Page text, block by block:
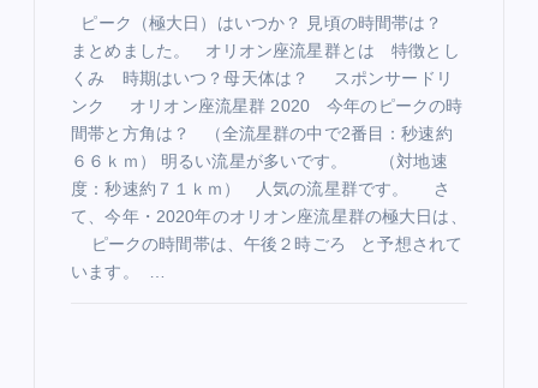
ピーク（極大日）はいつか？ 見頃の時間帯は？
まとめました。 オリオン座流星群とは 特徴とし
くみ 時期はいつ？母天体は？ スポンサードリ
ンク オリオン座流星群 2020 今年のピークの時
間帯と方角は？ （全流星群の中で2番目：秒速約
６６ｋｍ） 明るい流星が多いです。 （対地速
度：秒速約７１ｋｍ） 人気の流星群です。 さ
て、今年・2020年のオリオン座流星群の極大日は、
ピークの時間帯は、午後２時ごろ と予想されて
います。 …